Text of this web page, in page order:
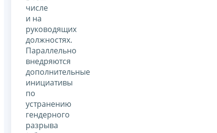
числе
и на
руководящих
должностях.
Параллельно
внедряются
дополнительные
инициативы
по
устранению
гендерного
разрыва